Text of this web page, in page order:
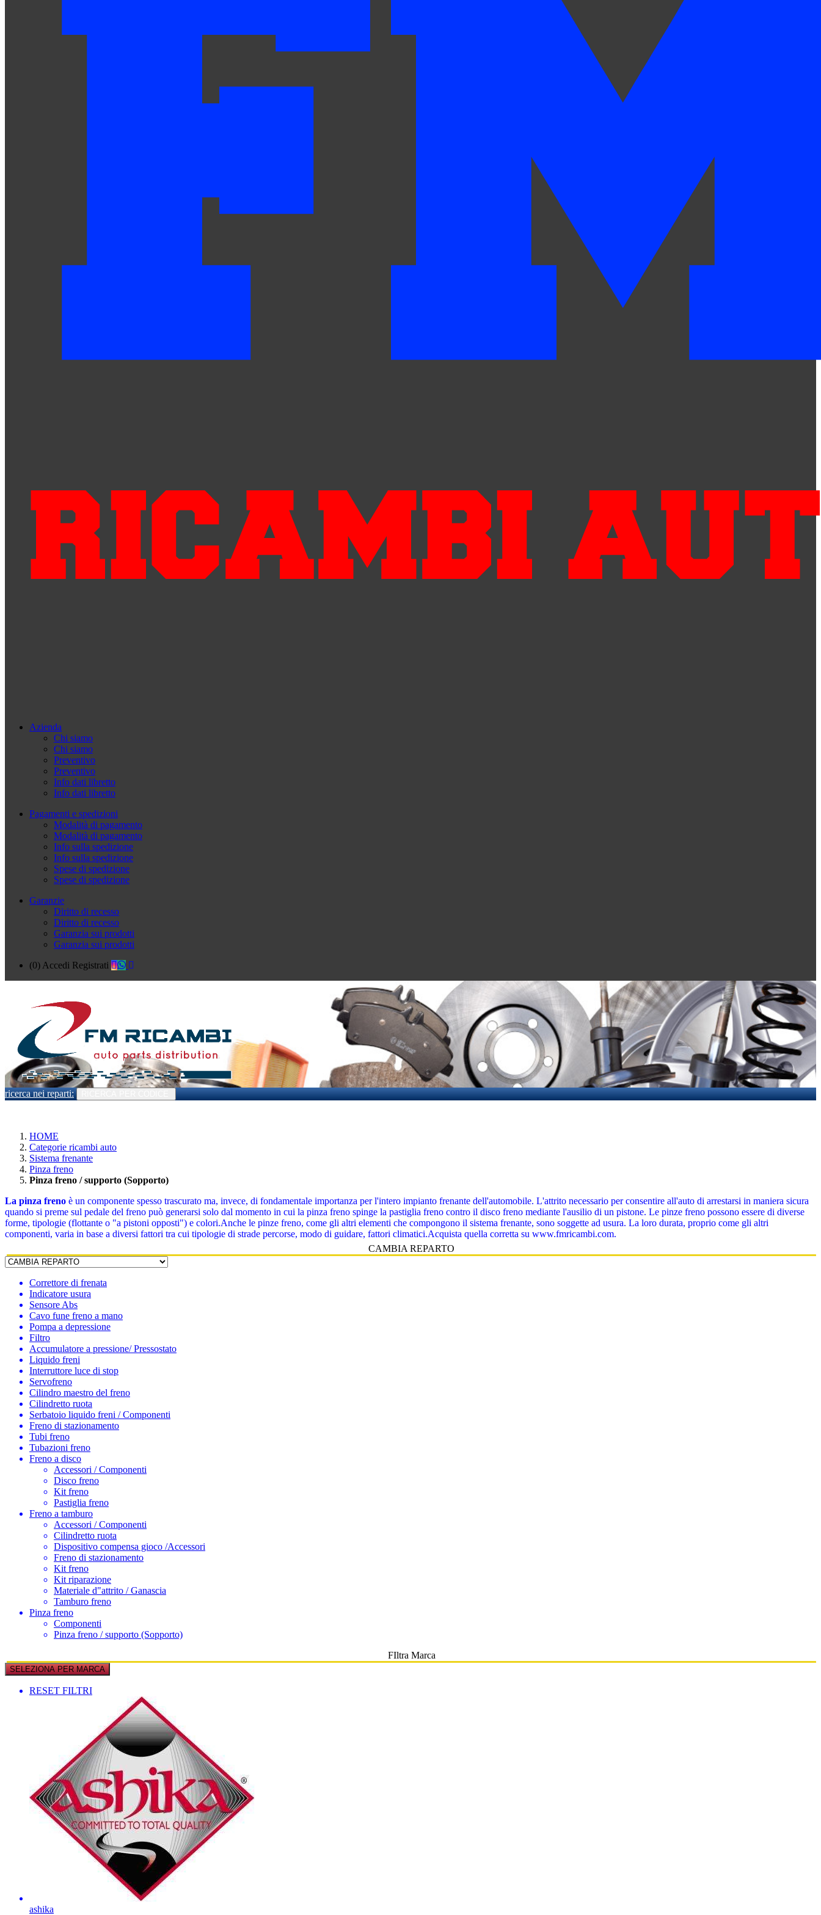
Azienda
Chi siamo
Chi siamo
Preventivo
Preventivo
Info dati libretto
Info dati libretto
Pagamenti e spedizioni
Modalità di pagamento
Modalità di pagamento
Info sulla spedizione
Info sulla spedizione
Spese di spedizione
Spese di spedizione
Garanzie
Diritto di recesso
Diritto di recesso
Garanzia sui prodotti
Garanzia sui prodotti
(0) Accedi Registrati
ricerca nei reparti:
HOME
Categorie ricambi auto
Sistema frenante
Pinza freno
Pinza freno / supporto (Sopporto)
La pinza freno è un componente spesso trascurato ma, invece, di fondamentale importanza per l'intero impianto frenante dell'automobile. L'attrito necessario per consentire all'auto di arrestarsi in maniera sicura
quando si preme sul pedale del freno può generarsi solo dal momento in cui la pinza freno spinge la pastiglia freno contro il disco freno mediante l'ausilio di un pistone. Le pinze freno possono essere di diverse
forme, tipologie (flottante o "a pistoni opposti") e colori.Anche le pinze freno, come gli altri elementi che compongono il sistema frenante, sono soggette ad usura. La loro durata, proprio come gli altri
componenti, varia in base a diversi fattori tra cui tipologie di strade percorse, modo di guidare, fattori climatici.Acquista quella corretta su www.fmricambi.com.
CAMBIA REPARTO
Correttore di frenata
Indicatore usura
Sensore Abs
Cavo fune freno a mano
Pompa a depressione
Filtro
Accumulatore a pressione/ Pressostato
Liquido freni
Interruttore luce di stop
Servofreno
Cilindro maestro del freno
Cilindretto ruota
Serbatoio liquido freni / Componenti
Freno di stazionamento
Tubi freno
Tubazioni freno
Freno a disco
Accessori / Componenti
Disco freno
Kit freno
Pastiglia freno
Freno a tamburo
Accessori / Componenti
Cilindretto ruota
Dispositivo compensa gioco /Accessori
Freno di stazionamento
Kit freno
Kit riparazione
Materiale d"attrito / Ganascia
Tamburo freno
Pinza freno
Componenti
Pinza freno / supporto (Sopporto)
FIltra Marca
SELEZIONA PER MARCA
RESET FILTRI
ashika